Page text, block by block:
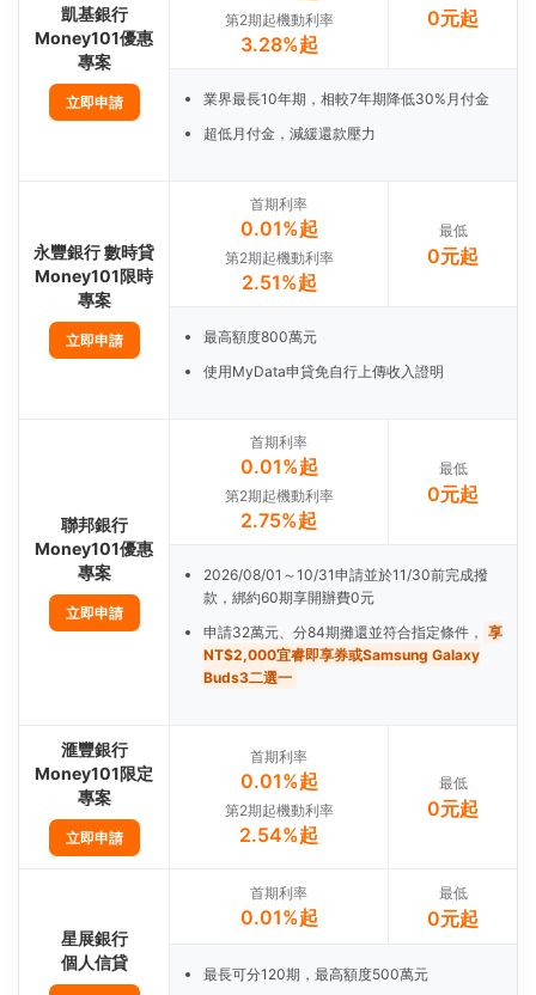
凱基銀行
Money101優惠
專案
立即申請
第2期起機動利率
3.28%起
0元起
業界最長10年期，相較7年期降低30%月付金
超低月付金，減緩還款壓力
永豐銀行 數時貸
Money101限時
專案
立即申請
首期利率
0.01%起
第2期起機動利率
2.51%起
最低
0元起
最高額度800萬元
使用MyData申貸免自行上傳收入證明
聯邦銀行
Money101優惠
專案
立即申請
首期利率
0.01%起
第2期起機動利率
2.75%起
最低
0元起
2026/08/01～10/31申請並於11/30前完成撥
款，綁約60期享開辦費0元
申請32萬元、分84期攤還並符合指定條件， 享
NT$2,000宜睿即享券或Samsung Galaxy
Buds3二選一
滙豐銀行
Money101限定
專案
立即申請
首期利率
0.01%起
第2期起機動利率
2.54%起
最低
0元起
星展銀行
個人信貸
首期利率
0.01%起
最低
0元起
最長可分120期，最高額度500萬元